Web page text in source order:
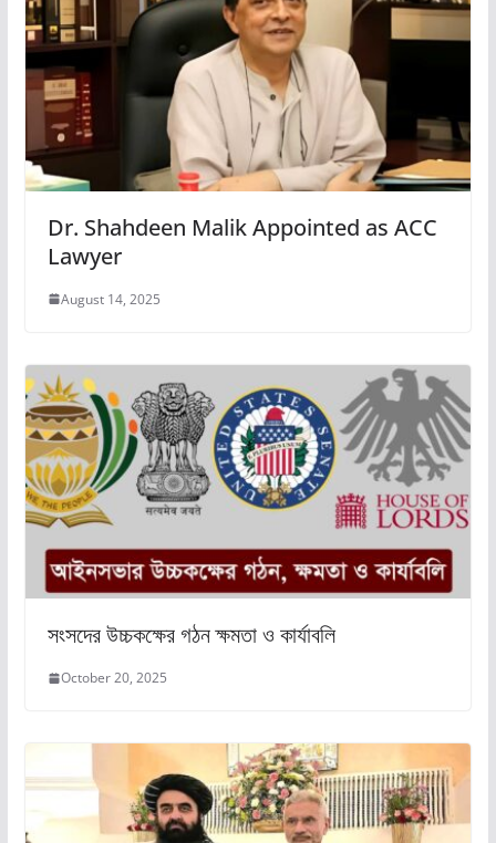
Dr. Shahdeen Malik Appointed as ACC
Lawyer
August 14, 2025
সংসদের উচ্চকক্ষের গঠন ক্ষমতা ও কার্যাবলি
October 20, 2025